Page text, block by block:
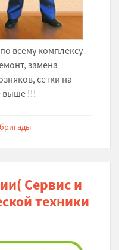
всему комплексу
замена
сетки на
выше !!!
Сервис и
техники